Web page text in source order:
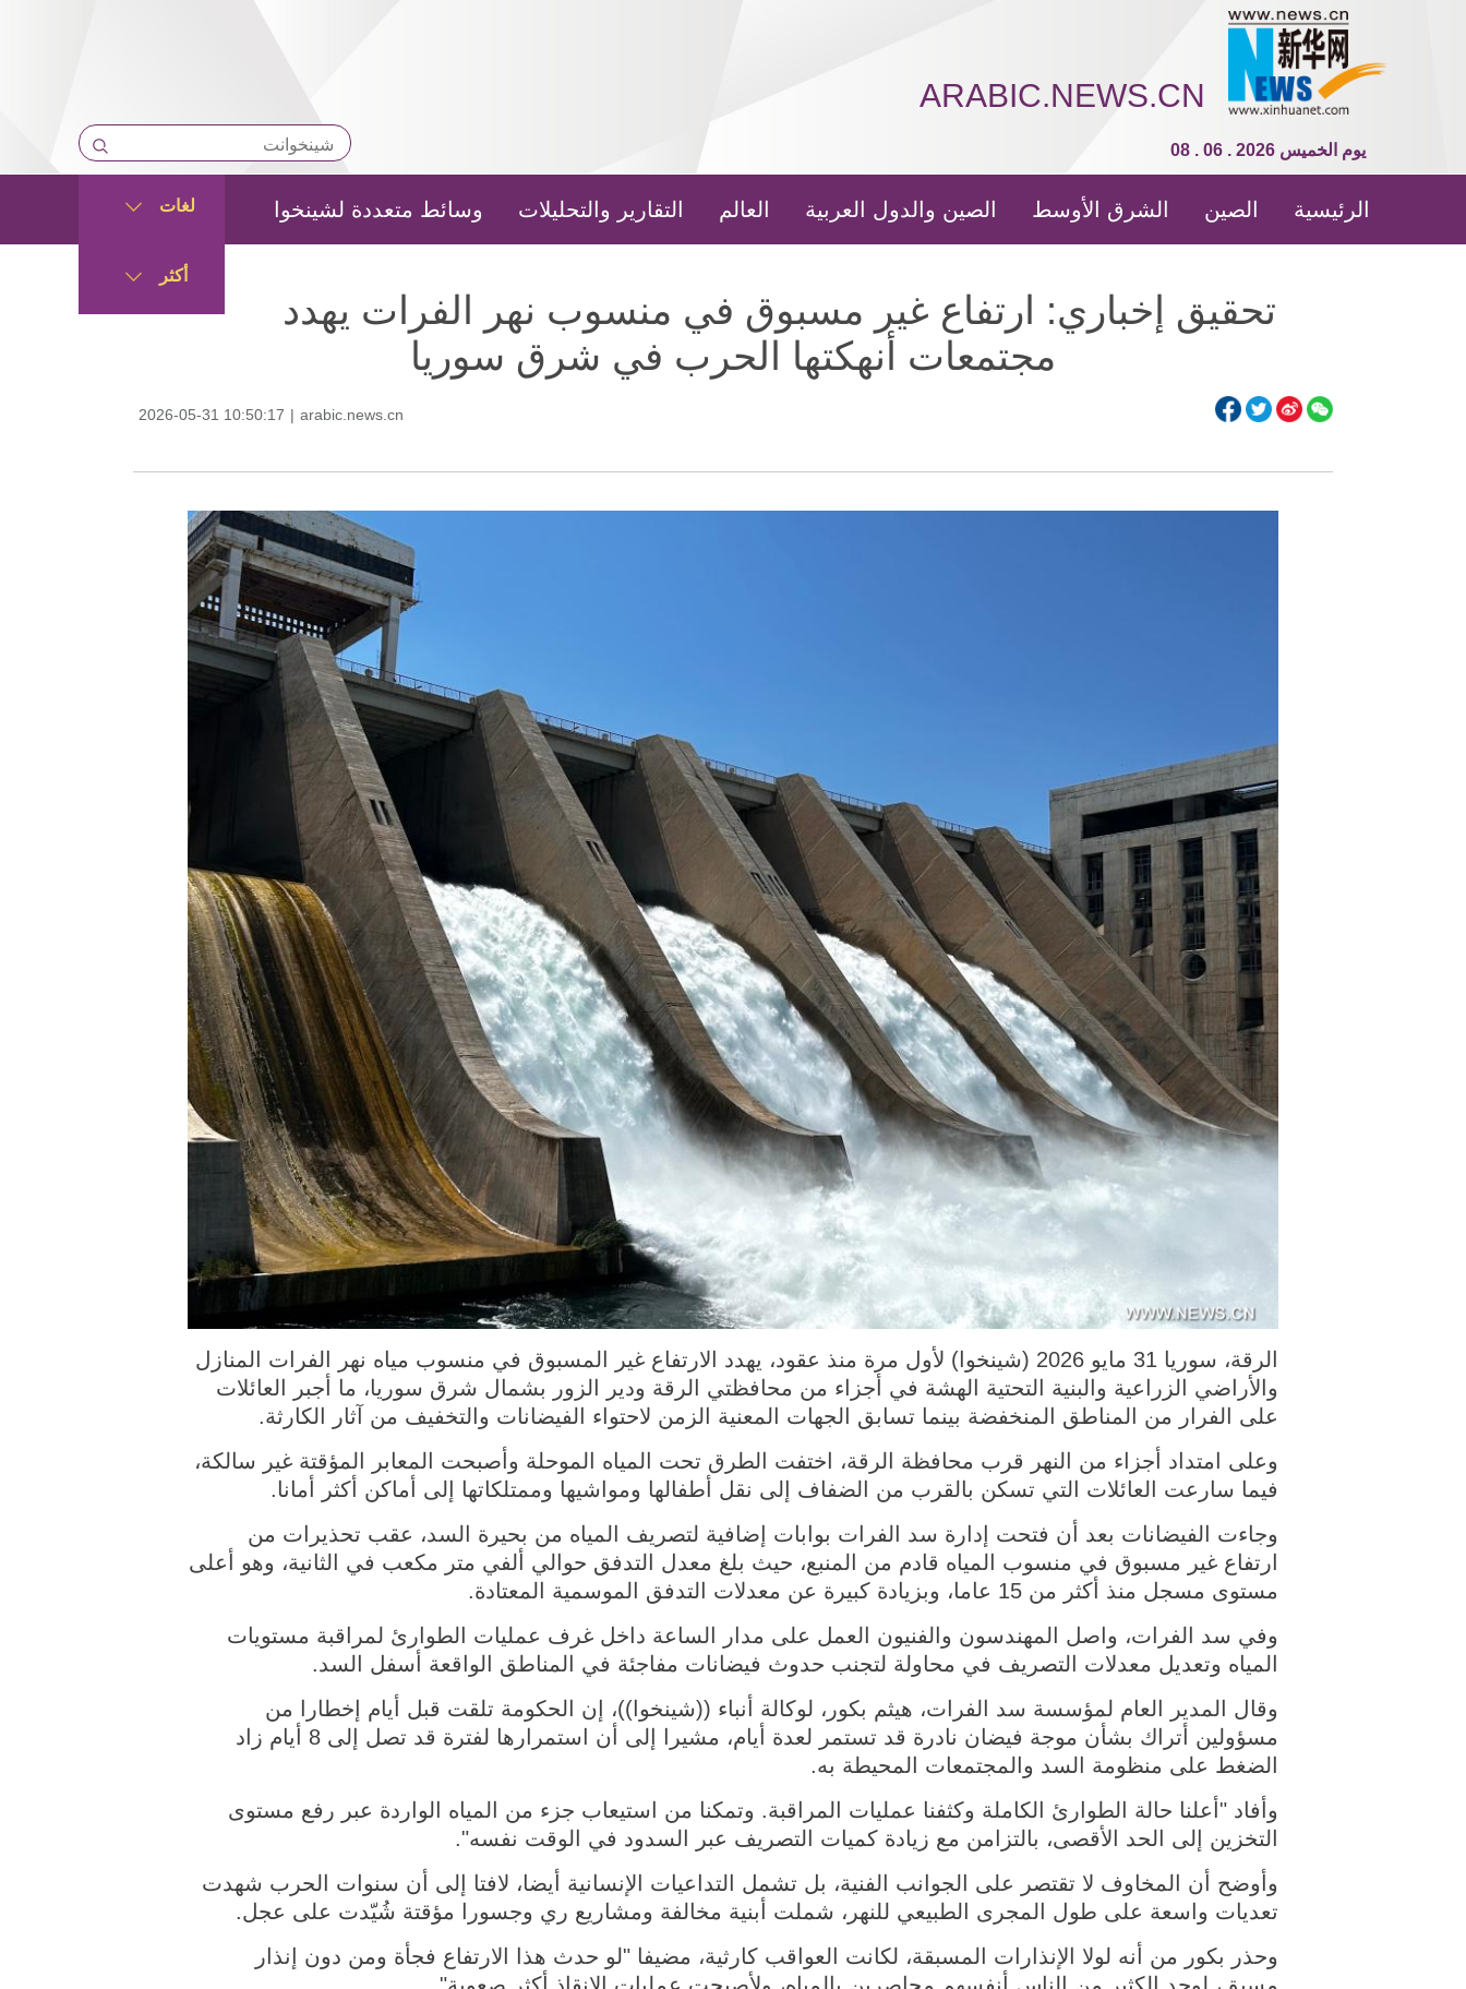
ARABIC.NEWS.CN
08 . 06 . 2026 يوم الخميس
الرئيسية الصين الشرق الأوسط الصين والدول العربية العالم التقارير والتحليلات وسائط متعددة لشينخوا لغات
أكثر
تحقيق إخباري: ارتفاع غير مسبوق في منسوب نهر الفرات يهدد
مجتمعات أنهكتها الحرب في شرق سوريا
2026-05-31 10:50:17 | arabic.news.cn
الرقة، سوريا 31 مايو 2026 (شينخوا) لأول مرة منذ عقود، يهدد الارتفاع غير المسبوق في منسوب مياه نهر الفرات المنازل
والأراضي الزراعية والبنية التحتية الهشة في أجزاء من محافظتي الرقة ودير الزور بشمال شرق سوريا، ما أجبر العائلات
على الفرار من المناطق المنخفضة بينما تسابق الجهات المعنية الزمن لاحتواء الفيضانات والتخفيف من آثار الكارثة.
وعلى امتداد أجزاء من النهر قرب محافظة الرقة، اختفت الطرق تحت المياه الموحلة وأصبحت المعابر المؤقتة غير سالكة،
فيما سارعت العائلات التي تسكن بالقرب من الضفاف إلى نقل أطفالها ومواشيها وممتلكاتها إلى أماكن أكثر أمانا.
وجاءت الفيضانات بعد أن فتحت إدارة سد الفرات بوابات إضافية لتصريف المياه من بحيرة السد، عقب تحذيرات من
ارتفاع غير مسبوق في منسوب المياه قادم من المنبع، حيث بلغ معدل التدفق حوالي ألفي متر مكعب في الثانية، وهو أعلى
مستوى مسجل منذ أكثر من 15 عاما، وبزيادة كبيرة عن معدلات التدفق الموسمية المعتادة.
وفي سد الفرات، واصل المهندسون والفنيون العمل على مدار الساعة داخل غرف عمليات الطوارئ لمراقبة مستويات
المياه وتعديل معدلات التصريف في محاولة لتجنب حدوث فيضانات مفاجئة في المناطق الواقعة أسفل السد.
وقال المدير العام لمؤسسة سد الفرات، هيثم بكور، لوكالة أنباء ((شينخوا))، إن الحكومة تلقت قبل أيام إخطارا من
مسؤولين أتراك بشأن موجة فيضان نادرة قد تستمر لعدة أيام، مشيرا إلى أن استمرارها لفترة قد تصل إلى 8 أيام زاد
الضغط على منظومة السد والمجتمعات المحيطة به.
وأفاد "أعلنا حالة الطوارئ الكاملة وكثفنا عمليات المراقبة. وتمكنا من استيعاب جزء من المياه الواردة عبر رفع مستوى
التخزين إلى الحد الأقصى، بالتزامن مع زيادة كميات التصريف عبر السدود في الوقت نفسه".
وأوضح أن المخاوف لا تقتصر على الجوانب الفنية، بل تشمل التداعيات الإنسانية أيضا، لافتا إلى أن سنوات الحرب شهدت
تعديات واسعة على طول المجرى الطبيعي للنهر، شملت أبنية مخالفة ومشاريع ري وجسورا مؤقتة شُيّدت على عجل.
وحذر بكور من أنه لولا الإنذارات المسبقة، لكانت العواقب كارثية، مضيفا "لو حدث هذا الارتفاع فجأة ومن دون إنذار